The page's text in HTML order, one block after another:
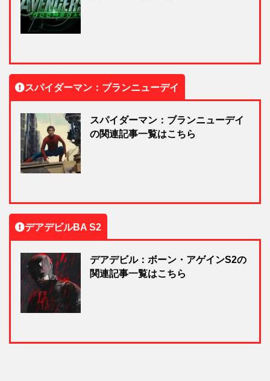
スパイダーマン：ブランニューデイ
スパイダーマン：ブランニューデイ
の関連記事一覧はこちら
デアデビルBA S2
デアデビル：ボーン・アゲインS2の
関連記事一覧はこちら